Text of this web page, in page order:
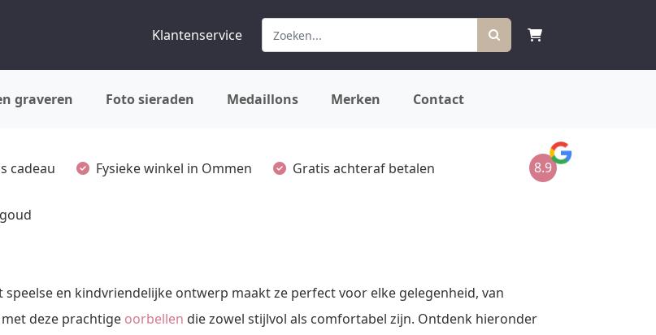
Klantenservice
graveren Foto sieraden Medaillons Merken Contact
cadeau Fysieke winkel in Ommen Gratis achteraf betalen 8.9
speelse en kindvriendelijke ontwerp maakt ze perfect voor elke gelegenheid, van
deze prachtige oorbellen die zowel stijlvol als comfortabel zijn. Ontdenk hieronder